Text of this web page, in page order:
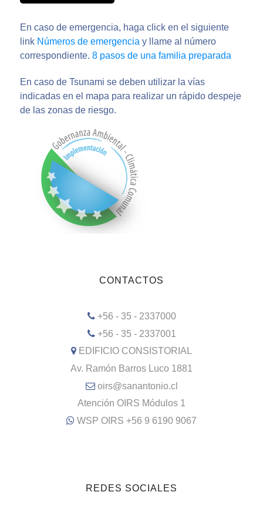
En caso de emergencia, haga click en el siguiente
link Números de emergencia y llame al número
correspondiente. 8 pasos de una familia preparada
En caso de Tsunami se deben utilizar la vías
indicadas en el mapa para realizar un rápido despeje
de las zonas de riesgo.
CONTACTOS
+56 - 35 - 2337000
+56 - 35 - 2337001
EDIFICIO CONSISTORIAL
Av. Ramón Barros Luco 1881
oirs@sanantonio.cl
Atención OIRS Módulos 1
WSP OIRS +56 9 6190 9067
REDES SOCIALES